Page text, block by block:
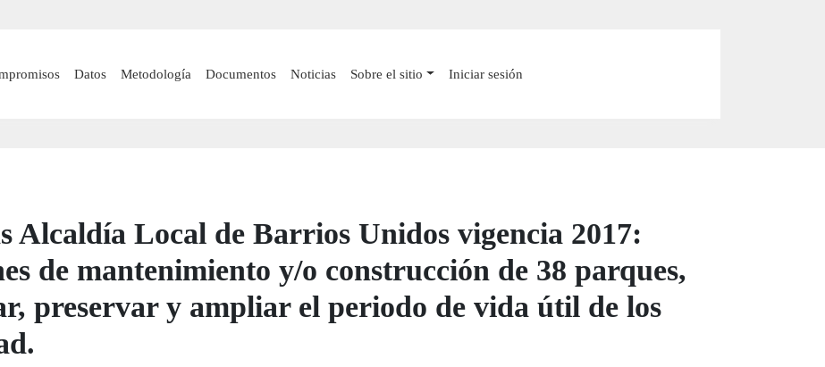
principal
navigation
Datos Metodología Documentos Noticias Sobre el sitio Iniciar sesión
Alcaldía Local de Barrios Unidos vigencia 2017:
de mantenimiento y/o construcción de 38 parques,
preservar y ampliar el periodo de vida útil de los